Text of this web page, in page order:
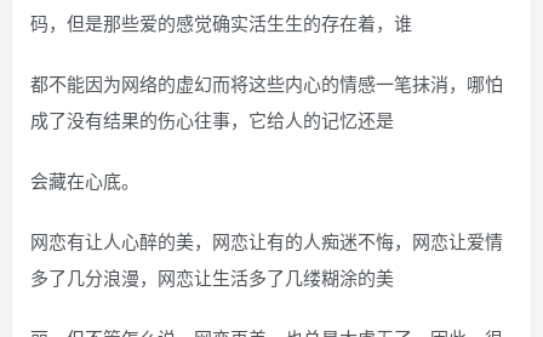
码，但是那些爱的感觉确实活生生的存在着，谁
都不能因为网络的虚幻而将这些内心的情感一笔抹消，哪怕
成了没有结果的伤心往事，它给人的记忆还是
会藏在心底。
网恋有让人心醉的美，网恋让有的人痴迷不悔，网恋让爱情
多了几分浪漫，网恋让生活多了几缕糊涂的美